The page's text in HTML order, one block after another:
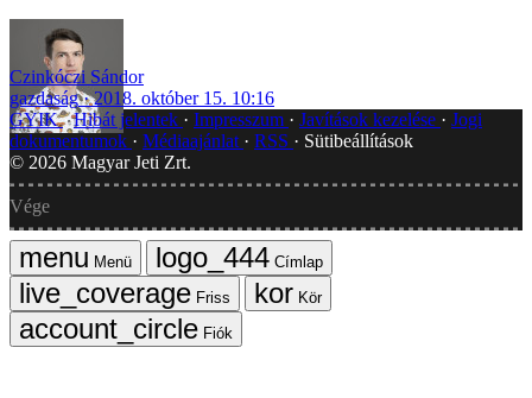
Czinkóczi Sándor
gazdaság
2018. október 15. 10:16
GYIK Hibát jelentek Impresszum Javítások kezelése
Jogi
dokumentumok
Médiaajánlat RSS
Sütibeállítások
© 2026 Magyar Jeti Zrt.
Vége
Menü
Címlap
Friss
Kör
Fiók